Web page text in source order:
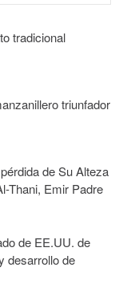
tradicional
triunfador
de Su Alteza
Thani, Emir Padre
de EE.UU. de
desarrollo de